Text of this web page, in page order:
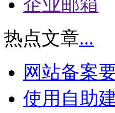
热点文章...
网站备案
使用自助